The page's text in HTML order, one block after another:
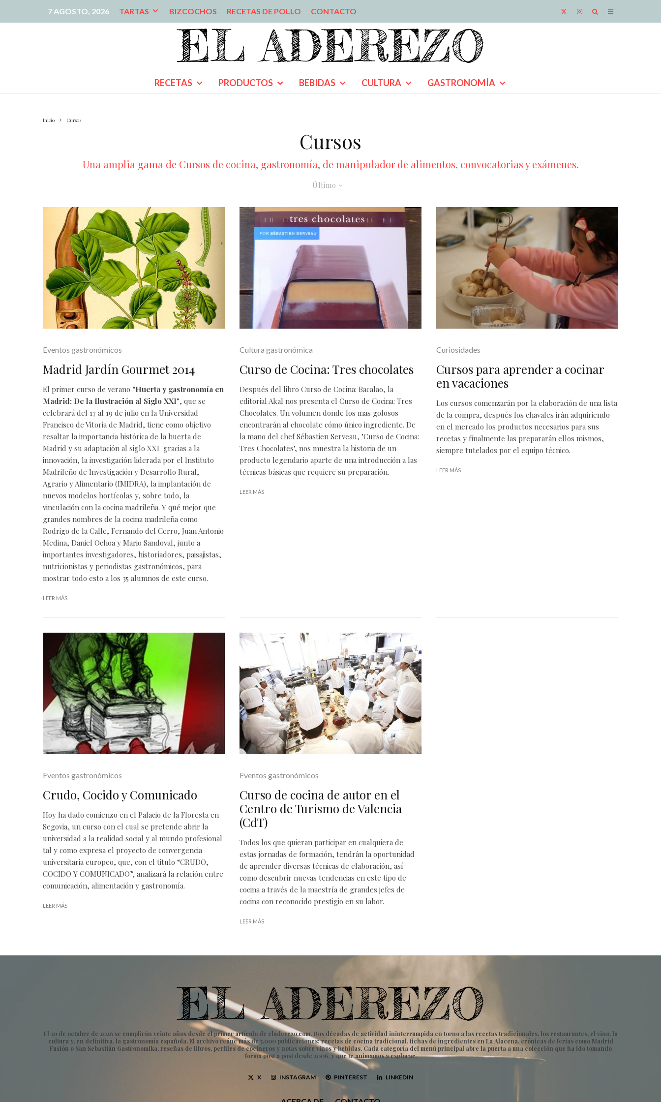
7 AGOSTO, 2026 TARTAS BIZCOCHOS RECETAS DE POLLO CONTACTO
RECETAS PRODUCTOS BEBIDAS CULTURA GASTRONOMÍA
Inicio Cursos
Cursos
Una amplia gama de Cursos de cocina, gastronomía, de manipulador de alimentos, convocatorias y exámenes.
Último
Eventos gastronómicos
Madrid Jardín Gourmet 2014
El primer curso de verano "Huerta y gastronomía en
Madrid: De la Ilustración al Siglo XXI", que se
celebrará del 17 al 19 de julio en la Universidad
Francisco de Vitoria de Madrid, tiene como objetivo
resaltar la importancia histórica de la huerta de
Madrid y su adaptación al siglo XXI gracias a la
innovación, la investigación liderada por el Instituto
Madrileño de Investigación y Desarrollo Rural,
Agrario y Alimentario (IMIDRA), la implantación de
nuevos modelos hortícolas y, sobre todo, la
vinculación con la cocina madrileña. Y qué mejor que
grandes nombres de la cocina madrileña como
Rodrigo de la Calle, Fernando del Cerro, Juan Antonio
Medina, Daniel Ochoa y Mario Sandoval, junto a
importantes investigadores, historiadores, paisajistas,
nutricionistas y periodistas gastronómicos, para
mostrar todo esto a los 35 alumnos de este curso.
LEER MÁS
Cultura gastronómica
Curso de Cocina: Tres chocolates
Después del libro Curso de Cocina: Bacalao, la
editorial Akal nos presenta el Curso de Cocina: Tres
Chocolates. Un volumen donde los mas golosos
encontrarán al chocolate cómo único ingrediente. De
la mano del chef Sébastien Serveau, "Curso de Cocina:
Tres Chocolates", nos muestra la historia de un
producto legendario aparte de una introducción a las
técnicas básicas que requiere su preparación.
LEER MÁS
Curiosidades
Cursos para aprender a cocinar
en vacaciones
Los cursos comenzarán por la elaboración de una lista
de la compra, después los chavales irán adquiriendo
en el mercado los productos necesarios para sus
recetas y finalmente las prepararán ellos mismos,
siempre tutelados por el equipo técnico.
LEER MÁS
Eventos gastronómicos
Crudo, Cocido y Comunicado
Hoy ha dado comienzo en el Palacio de la Floresta en
Segovia, un curso con el cual se pretende abrir la
universidad a la realidad social y al mundo profesional
tal y como expresa el proyecto de convergencia
universitaria europeo, que, con el titulo “CRUDO,
COCIDO Y COMUNICADO”, analizará la relación entre
comunicación, alimentación y gastronomía.
LEER MÁS
Eventos gastronómicos
Curso de cocina de autor en el
Centro de Turismo de Valencia
(CdT)
Todos los que quieran participar en cualquiera de
estas jornadas de formación, tendrán la oportunidad
de aprender diversas técnicas de elaboración, así
como descubrir nuevas tendencias en este tipo de
cocina a través de la maestría de grandes jefes de
cocina con reconocido prestigio en su labor.
LEER MÁS
El 10 de octubre de 2026 se cumplirán veinte años desde el primer artículo de eladerezo.com. Dos décadas de actividad ininterrumpida en torno a las recetas tradicionales, los restaurantes, el vino, la
cultura y, en definitiva, la gastronomía española. El archivo reúne más de 5.000 publicaciones: recetas de cocina tradicional, fichas de ingredientes en La Alacena, crónicas de ferias como Madrid
Fusión o San Sebastián Gastronomika, reseñas de libros, perfiles de cocineros y notas sobre vinos y bebidas. Cada categoría del menú principal abre la puerta a una colección que ha ido tomando
forma post a post desde 2006, y que te animamos a explorar.
X INSTAGRAM PINTEREST LINKEDIN